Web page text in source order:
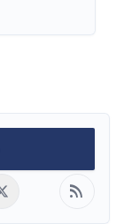
rss_feed